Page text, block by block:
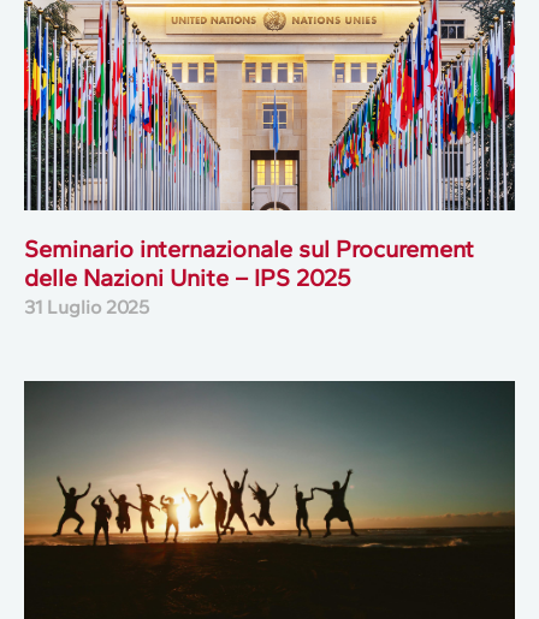
Seminario internazionale sul Procurement
delle Nazioni Unite – IPS 2025
31 Luglio 2025